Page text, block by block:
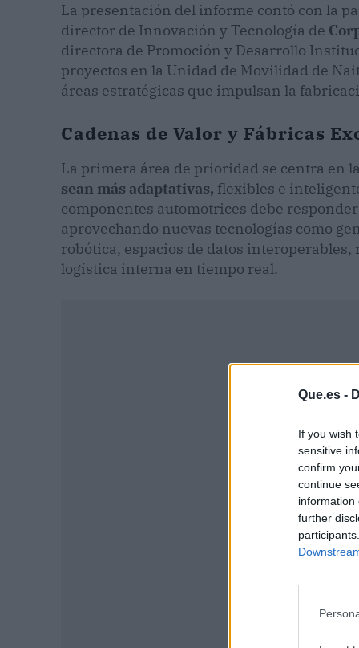
Que.es -
If you wish
sensitive
confirm
continue
information
further
La presentación del informe contó con la
director de Innovación y Tecnología de
directora de Promoción y Desarrollo
proyectos en la Unidad de Movilidad de
áreas estratégicas que impulsan la
Cadenas de Valor y Fábricas
La primera área de prioridad se centra en
sean más adaptativas, flexibles e
componentes automotrices debe
aprovechando nuevas tecnologías como
robótica, espacios de datos interoperables,
logística interna en tiempo real.